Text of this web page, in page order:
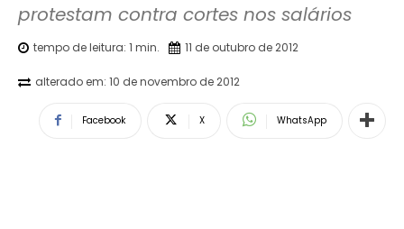
protestam contra cortes nos salários
tempo de leitura: 1 min. 11 de outubro de 2012
alterado em: 10 de novembro de 2012
Facebook X WhatsApp